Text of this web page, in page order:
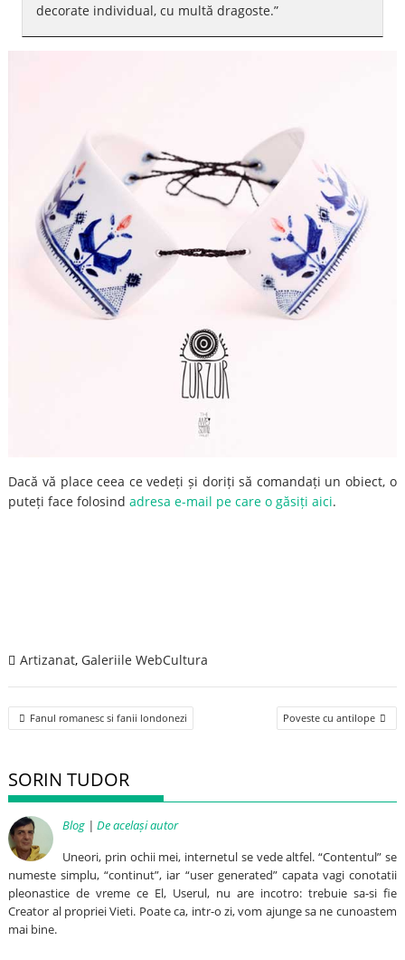
decorate individual, cu multă dragoste.”
Dacă vă place ceea ce vedeți și doriți să comandați un obiect, o
puteți face folosindadresa e-mail pe care o găsiți aici.
Artizanat, Galeriile WebCultura
Post
navigation
Fanul romanesc si fanii londonezi Poveste cu antilope
SORIN TUDOR
Blog |De același autor
Uneori, prin ochii mei, internetul se vede altfel. “Contentul” se
numeste simplu, “continut”, iar “user generated” capata vagi conotatii
pleonastice de vreme ce El, Userul, nu are incotro: trebuie sa-si fie
Creator al propriei Vieti. Poate ca, intr-o zi, vom ajunge sa ne cunoastem
mai bine.